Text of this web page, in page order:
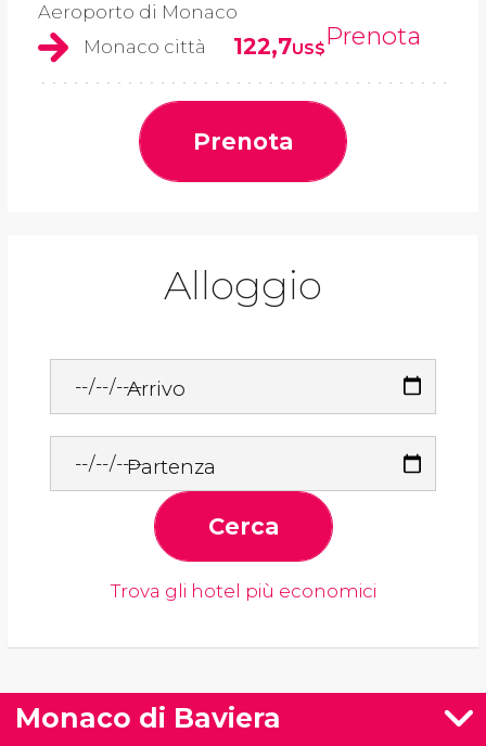
Aeroporto di Monaco
Monaco città
122,7US$Prenota
Prenota
Alloggio
Arrivo
Partenza
Cerca
Trova gli hotel più economici
Monaco di Baviera